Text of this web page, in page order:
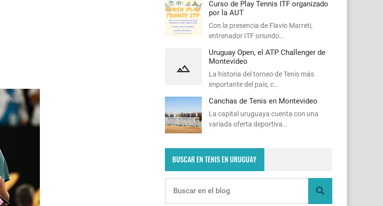
Curso de Play Tennis ITF organizado
por la AUT
Con la presencia de Flavio Marreti,
entrenador ITF oriundo…
Uruguay Open, el ATP Challenger de
Montevideo
La historia del torneo de Tenis más
importante del país, c…
Canchas de Tenis en Montevideo
La capital uruguaya cuenta con una
variada oferta deportiva…
BUSCAR EN TENIS EN URUGUAY